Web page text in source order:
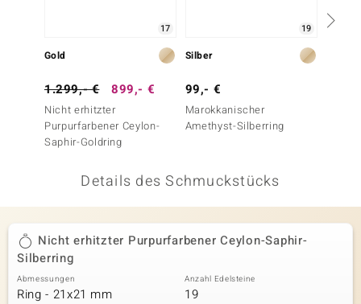
Collection
Collection
17
Gold
1.299,- € 899,- €
Nicht erhitzter
Purpurfarbener Ceylon-
Saphir-Goldring
19
Silber
99,- €
Marokkanischer
Amethyst-Silberring
Details des Schmuckstücks
Nicht erhitzter Purpurfarbener Ceylon-Saphir-
Silberring
Abmessungen
Ring - 21x21 mm
Anzahl Edelsteine
19